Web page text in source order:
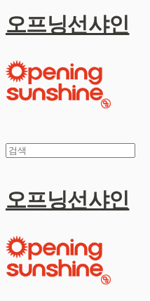
오프닝선샤인
오프닝선샤인